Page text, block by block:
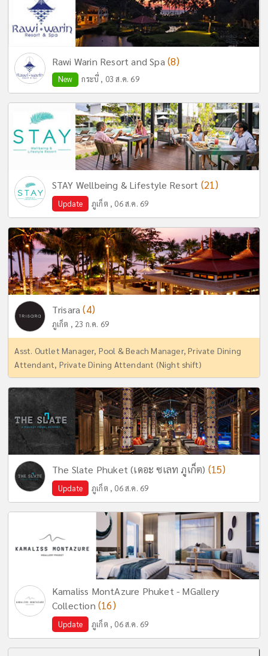
Rawi Warin Resort and Spa (8)
New กระบี่ , 03 ส.ค. 69
STAY Wellbeing & Lifestyle Resort (21)
Update ภูเก็ต , 06 ส.ค. 69
Trisara(4)
ภูเก็ต , 23 ก.ค. 69
Asst. Outlet Manager, Pool & Beach Manager, Private Dining
Attendant, Private Dining Attendant (Night shift)
The Slate Phuket (เดอะ ซเลท ภูเก็ต) (15)
Update ภูเก็ต , 06 ส.ค. 69
Kamaliss MontAzure Phuket - MGallery
Collection (16)
Update ภูเก็ต , 06 ส.ค. 69